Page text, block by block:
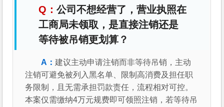
公司不想经营了，营业执照在
工商局未领取，是直接注销还是
等待被吊销更划算？
建议主动申请注销而非等待吊销，主动
注销可避免被列入黑名单、限制高消费及担任职
务限制，且无需承担罚款责任，流程相对可控。
本案仅需缴纳4万元规费即可领照注销，若等待吊